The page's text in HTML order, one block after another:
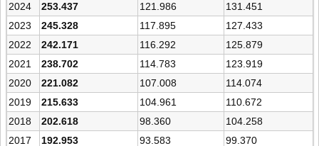
2024
253.437 121.986
131.451
2023
245.328 117.895
127.433
2022
242.171 116.292
125.879
2021
238.702 114.783
123.919
2020
221.082 107.008
114.074
2019
215.633 104.961
110.672
2018
202.618 98.360
104.258
2017
192.953 93.583
99.370